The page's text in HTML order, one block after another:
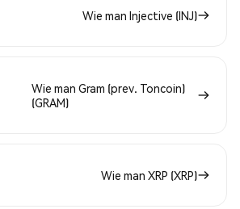
Wie man Injective (INJ)
Wie man Gram (prev. Toncoin)
(GRAM)
Wie man XRP (XRP)